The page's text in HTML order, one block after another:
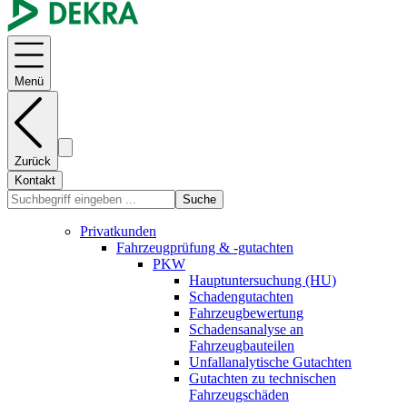
Menü
Zurück
Kontakt
Suche
Privatkunden
Fahrzeugprüfung & -gutachten
PKW
Hauptuntersuchung (HU)
Schadengutachten
Fahrzeugbewertung
Schadensanalyse an
Fahrzeugbauteilen
Unfallanalytische Gutachten
Gutachten zu technischen
Fahrzeugschäden